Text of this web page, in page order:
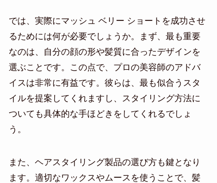
では、実際にマッシュ ベリー ショートを成功させ
るためには何が必要でしょうか。まず、最も重要
なのは、自分の顔の形や髪質に合ったデザインを
選ぶことです。この点で、プロの美容師のアドバ
イスは非常に有益です。彼らは、最も似合うスタ
イルを提案してくれますし、スタイリング方法に
ついても具体的な手ほどきをしてくれるでしょ
う。
また、ヘアスタイリング製品の選び方も鍵となり
ます。適切なワックスやムースを使うことで、髪